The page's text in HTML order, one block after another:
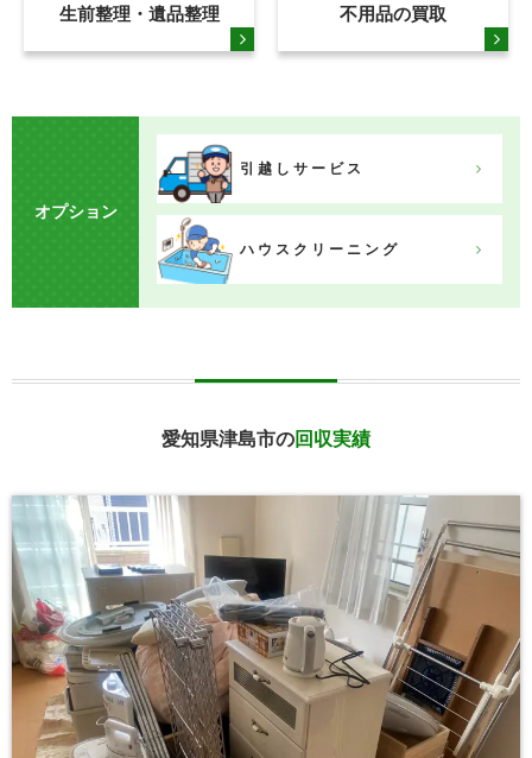
生前整理・遺品整理 不用品の買取
オプション
引越しサービス
ハウスクリーニング
愛知県津島市の回収実績